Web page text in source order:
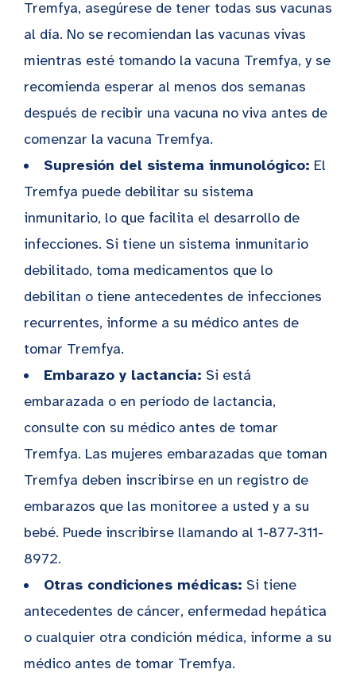
Tremfya, asegúrese de tener todas sus vacunas
al día. No se recomiendan las vacunas vivas
mientras esté tomando la vacuna Tremfya, y se
recomienda esperar al menos dos semanas
después de recibir una vacuna no viva antes de
comenzar la vacuna Tremfya.
Supresión del sistema inmunológico: El
Tremfya puede debilitar su sistema
inmunitario, lo que facilita el desarrollo de
infecciones. Si tiene un sistema inmunitario
debilitado, toma medicamentos que lo
debilitan o tiene antecedentes de infecciones
recurrentes, informe a su médico antes de
tomar Tremfya.
Embarazo y lactancia: Si está
embarazada o en período de lactancia,
consulte con su médico antes de tomar
Tremfya. Las mujeres embarazadas que toman
Tremfya deben inscribirse en un registro de
embarazos que las monitoree a usted y a su
bebé. Puede inscribirse llamando al 1-877-311-
8972.
Otras condiciones médicas: Si tiene
antecedentes de cáncer, enfermedad hepática
o cualquier otra condición médica, informe a su
médico antes de tomar Tremfya.